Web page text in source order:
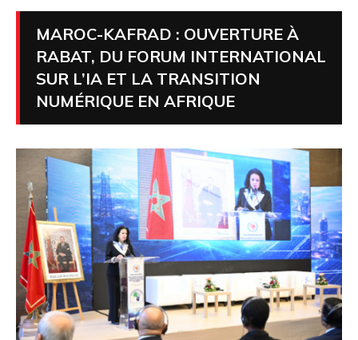
MAROC-KAFRAD : OUVERTURE À
RABAT, DU FORUM INTERNATIONAL
SUR L’IA ET LA TRANSITION
NUMÉRIQUE EN AFRIQUE